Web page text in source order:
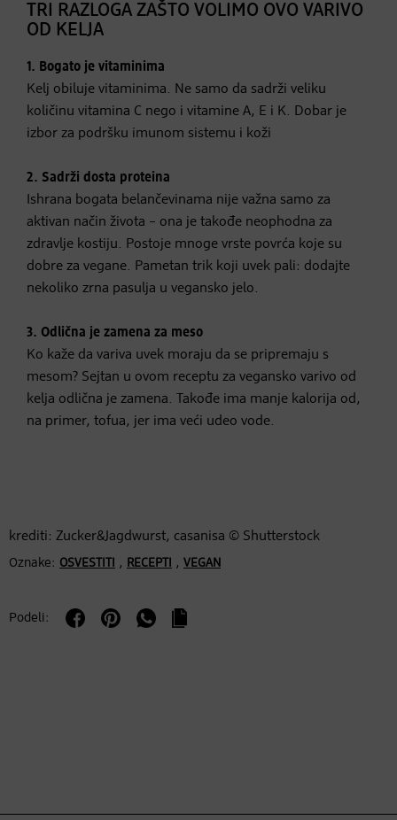
TRI RAZLOGA ZAŠTO VOLIMO OVO VARIVO
OD KELJA
1. Bogato je vitaminima
Kelj obiluje vitaminima. Ne samo da sadrži veliku
količinu vitamina C nego i vitamine A, E i K. Dobar je
izbor za podršku imunom sistemu i koži
2. Sadrži dosta proteina
Ishrana bogata belančevinama nije važna samo za
aktivan način života – ona je takođe neophodna za
zdravlje kostiju. Postoje mnoge vrste povrća koje su
dobre za vegane. Pametan trik koji uvek pali: dodajte
nekoliko zrna pasulja u vegansko jelo.
3. Odlična je zamena za meso
Ko kaže da variva uvek moraju da se pripremaju s
mesom? Sejtan u ovom receptu za vegansko varivo od
kelja odlična je zamena. Takođe ima manje kalorija od,
na primer, tofua, jer ima veći udeo vode.
krediti: Zucker&Jagdwurst, casanisa © Shutterstock
Oznake: OSVESTITI , RECEPTI , VEGAN
Podeli: